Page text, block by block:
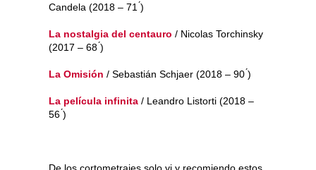
Candela (2018 – 71 ́)
La nostalgia del centauro​ / Nicolas Torchinsky
(2017 – 68 ́)
La Omisión​ / Sebastián Schjaer (2018 – 90 ́)
La película infinita​ / Leandro Listorti (2018 –
56 ́)
De los cortometrajes solo vi y recomiendo estos